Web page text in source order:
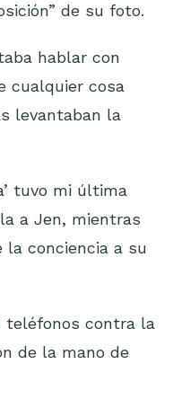
de su foto.
hablar con
cualquier cosa
levantaban la
tuvo mi última
a Jen, mientras
la conciencia a su
teléfonos contra la
de la mano de